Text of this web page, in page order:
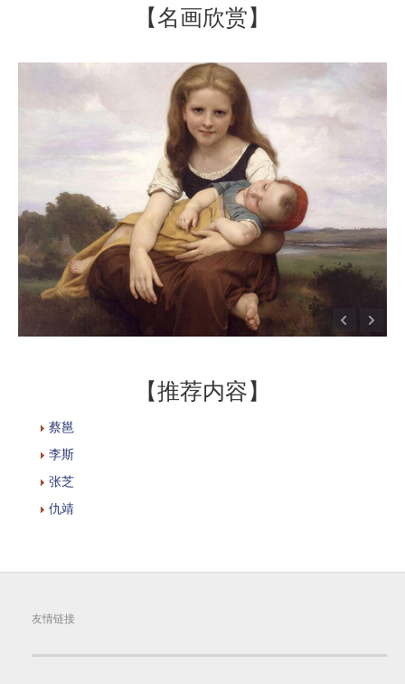
【名画欣赏】
【推荐内容】
蔡邕
李斯
张芝
仇靖
友情链接